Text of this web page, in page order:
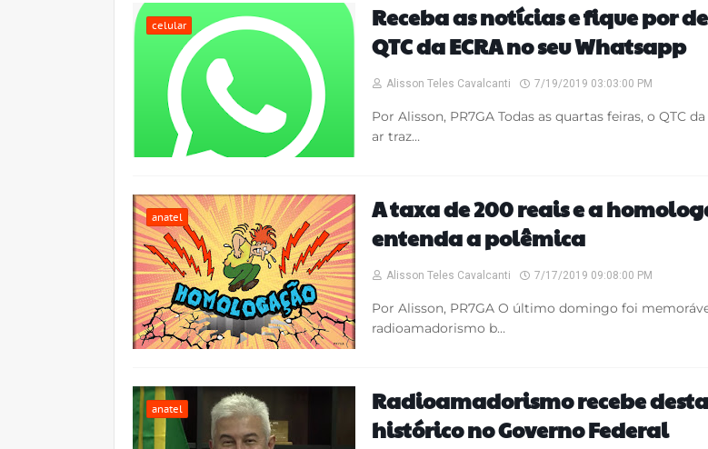
celular
Receba as notícias e fique por
QTC da ECRA no seu Whatsapp
Alisson Teles Cavalcanti 7/19/2019 03:03:00 PM
Por Alisson, PR7GA Todas as quartas feiras, o QTC
ar traz…
anatel
A taxa de 200 reais e a
entenda a polêmica
Alisson Teles Cavalcanti 7/17/2019 09:08:00 PM
Por Alisson, PR7GA O último domingo foi
radioamadorismo b…
anatel
Radioamadorismo recebe
histórico no Governo Federal